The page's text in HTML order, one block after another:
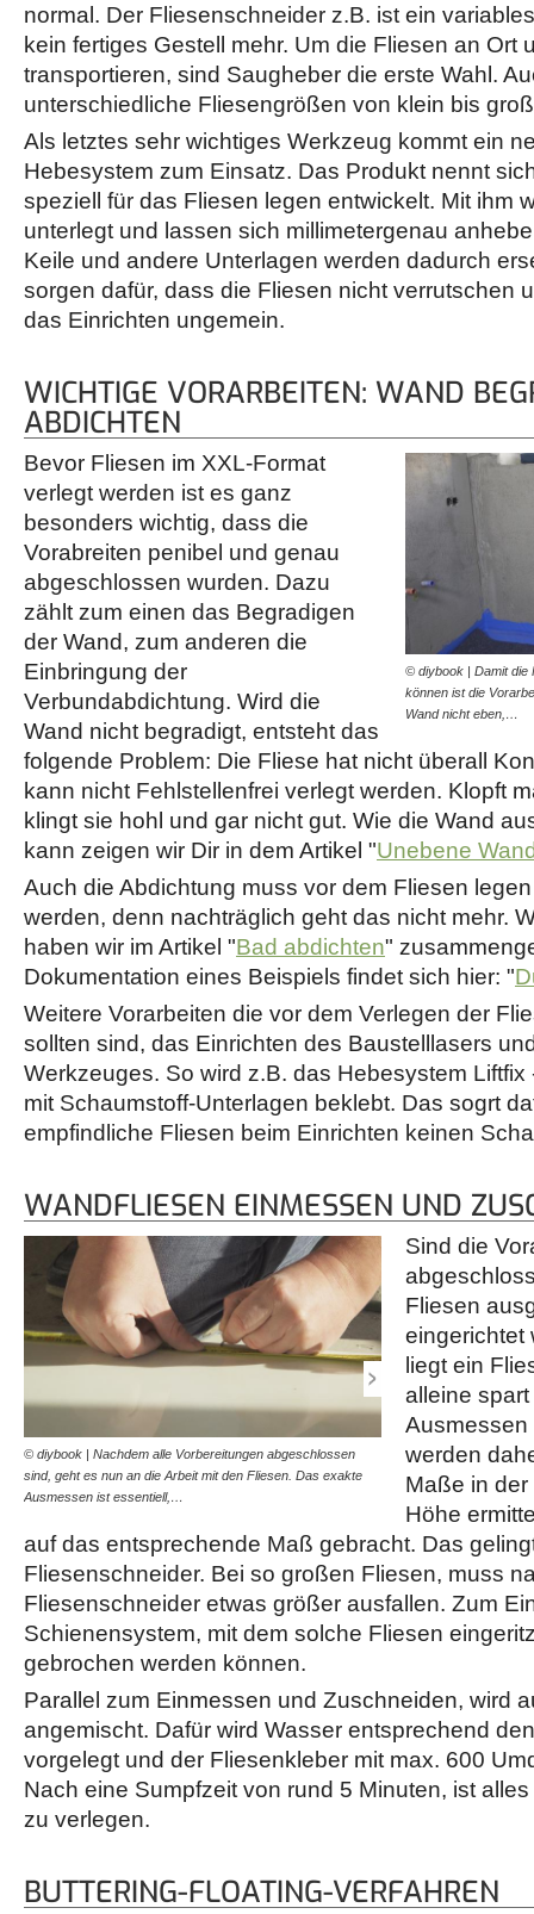
normal. Der Fliesenschneider z.B. ist ein
kein fertiges Gestell mehr. Um die Fliesen an Ort
transportieren, sind Saugheber die erste Wahl.
unterschiedliche Fliesengrößen von klein bis
Als letztes sehr wichtiges Werkzeug kommt ein
Hebesystem zum Einsatz. Das Produkt nennt
speziell für das Fliesen legen entwickelt. Mit ihm
unterlegt und lassen sich millimetergenau
Keile und andere Unterlagen werden dadurch
sorgen dafür, dass die Fliesen nicht verrutschen
das Einrichten ungemein.
WICHTIGE VORARBEITEN: WAND
ABDICHTEN
© diybook | Damit die
können ist die
Wand nicht eben,…
Bevor Fliesen im XXL-Format
verlegt werden ist es ganz
besonders wichtig, dass die
Vorabreiten penibel und genau
abgeschlossen wurden. Dazu
zählt zum einen das Begradigen
der Wand, zum anderen die
Einbringung der
Verbundabdichtung. Wird die
Wand nicht begradigt, entsteht das
folgende Problem: Die Fliese hat nicht überall
kann nicht Fehlstellenfrei verlegt werden. Klopft
klingt sie hohl und gar nicht gut. Wie die Wand
kann zeigen wir Dir in dem Artikel "Unebene
Auch die Abdichtung muss vor dem Fliesen
werden, denn nachträglich geht das nicht mehr.
haben wir im Artikel "Bad abdichten"
Dokumentation eines Beispiels findet sich hier: "
Weitere Vorarbeiten die vor dem Verlegen der
sollten sind, das Einrichten des Baustelllasers
Werkzeuges. So wird z.B. das Hebesystem
mit Schaumstoff-Unterlagen beklebt. Das sogrt
empfindliche Fliesen beim Einrichten keinen
WANDFLIESEN EINMESSEN UND
© diybook | Nachdem alle Vorbereitungen abgeschlossen
sind, geht es nun an die Arbeit mit den Fliesen. Das exakte
Ausmessen ist essentiell,…
© diybook | Müssen die
angepasst werden,
Fliesenschneider als…
Sind die
Fliesen
eingerichtet
liegt ein
alleine
Ausmessen
werden
Maße in
Höhe
auf das entsprechende Maß gebracht. Das
Fliesenschneider. Bei so großen Fliesen, muss
Fliesenschneider etwas größer ausfallen. Zum
Schienensystem, mit dem solche Fliesen
gebrochen werden können.
Parallel zum Einmessen und Zuschneiden, wird
angemischt. Dafür wird Wasser entsprechend
vorgelegt und der Fliesenkleber mit max. 600
Nach eine Sumpfzeit von rund 5 Minuten, ist
zu verlegen.
BUTTERING-FLOATING-VERFAHREN